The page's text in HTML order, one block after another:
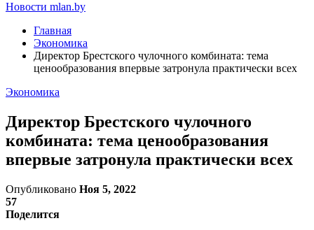
Новости mlan.by
Главная
Экономика
Директор Брестского чулочного комбината: тема
ценообразования впервые затронула практически всех
Экономика
Директор Брестского чулочного
комбината: тема ценообразования
впервые затронула практически всех
Опубликовано Ноя 5, 2022
57
Поделится